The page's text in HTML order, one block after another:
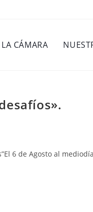
LA CÁMARA
6 de Agosto al